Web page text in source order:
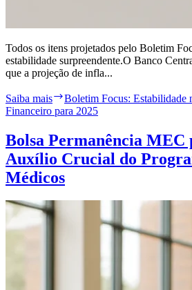
Todos os itens projetados pelo Boletim
estabilidade surpreendente.O Banco
que a projeção de infla...
Saiba mais
Boletim Focus: Estabilidade
Financeiro para 2025
Bolsa Permanência
Auxílio Crucial do
Médicos